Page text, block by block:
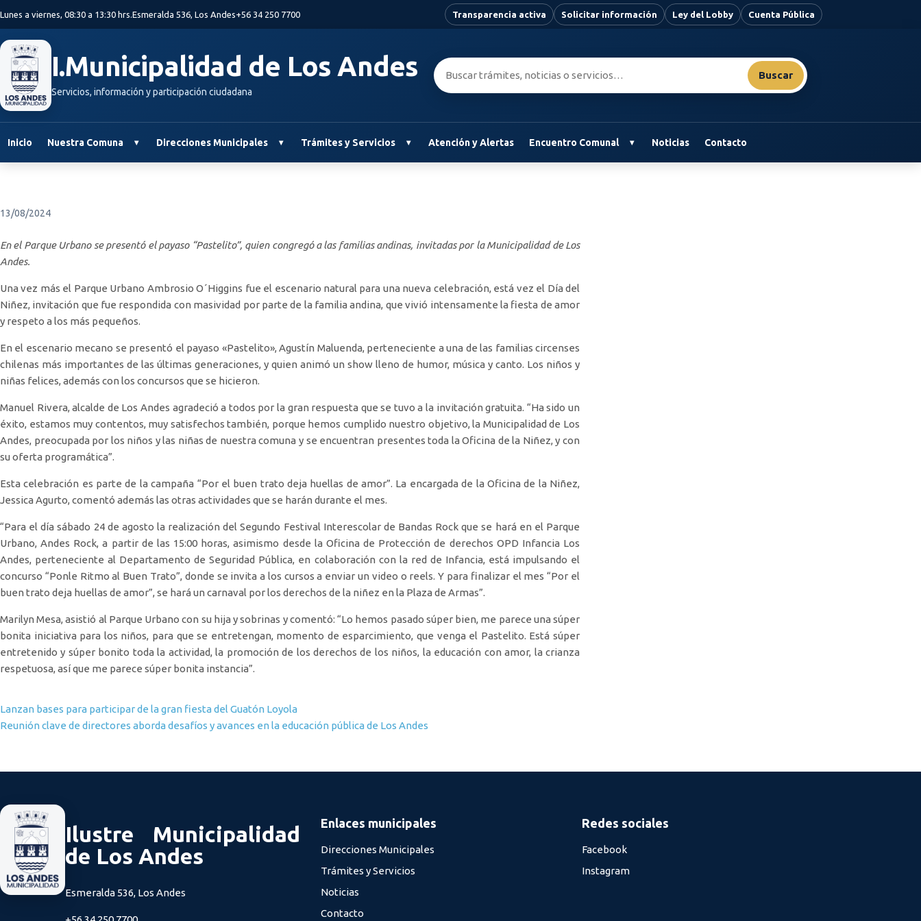
Lunes a viernes, 08:30 a 13:30 hrs.Esmeralda 536, Los Andes+56 34 250 7700 Transparencia activa Solicitar información Ley del Lobby Cuenta Pública
I.Municipalidad de Los Andes
Servicios, información y participación ciudadana
Buscar:
Buscar
Inicio Nuestra Comuna Direcciones Municipales Trámites y Servicios Atención y Alertas Encuentro Comunal Noticias Contacto
13/08/2024
En el Parque Urbano se presentó el payaso “Pastelito”, quien congregó a las familias andinas, invitadas por la Municipalidad de Los
Andes.
Una vez más el Parque Urbano Ambrosio O´Higgins fue el escenario natural para una nueva celebración, está vez el Día del
Niñez, invitación que fue respondida con masividad por parte de la familia andina, que vivió intensamente la fiesta de amor
y respeto a los más pequeños.
En el escenario mecano se presentó el payaso «Pastelito», Agustín Maluenda, perteneciente a una de las familias circenses
chilenas más importantes de las últimas generaciones, y quien animó un show lleno de humor, música y canto. Los niños y
niñas felices, además con los concursos que se hicieron.
Manuel Rivera, alcalde de Los Andes agradeció a todos por la gran respuesta que se tuvo a la invitación gratuita. “Ha sido un
éxito, estamos muy contentos, muy satisfechos también, porque hemos cumplido nuestro objetivo, la Municipalidad de Los
Andes, preocupada por los niños y las niñas de nuestra comuna y se encuentran presentes toda la Oficina de la Niñez, y con
su oferta programática”.
Esta celebración es parte de la campaña “Por el buen trato deja huellas de amor”. La encargada de la Oficina de la Niñez,
Jessica Agurto, comentó además las otras actividades que se harán durante el mes.
“Para el día sábado 24 de agosto la realización del Segundo Festival Interescolar de Bandas Rock que se hará en el Parque
Urbano, Andes Rock, a partir de las 15:00 horas, asimismo desde la Oficina de Protección de derechos OPD Infancia Los
Andes, perteneciente al Departamento de Seguridad Pública, en colaboración con la red de Infancia, está impulsando el
concurso “Ponle Ritmo al Buen Trato”, donde se invita a los cursos a enviar un video o reels. Y para finalizar el mes “Por el
buen trato deja huellas de amor”, se hará un carnaval por los derechos de la niñez en la Plaza de Armas”.
Marilyn Mesa, asistió al Parque Urbano con su hija y sobrinas y comentó: “Lo hemos pasado súper bien, me parece una súper
bonita iniciativa para los niños, para que se entretengan, momento de esparcimiento, que venga el Pastelito. Está súper
entretenido y súper bonito toda la actividad, la promoción de los derechos de los niños, la educación con amor, la crianza
respetuosa, así que me parece súper bonita instancia”.
Navegación de entradas
Lanzan bases para participar de la gran fiesta del Guatón Loyola
Reunión clave de directores aborda desafíos y avances en la educación pública de Los Andes
Ilustre Municipalidad
de Los Andes
Esmeralda 536, Los Andes
Enlaces municipales
Direcciones Municipales
Trámites y Servicios
Noticias
Contacto
Redes sociales
Facebook
Instagram